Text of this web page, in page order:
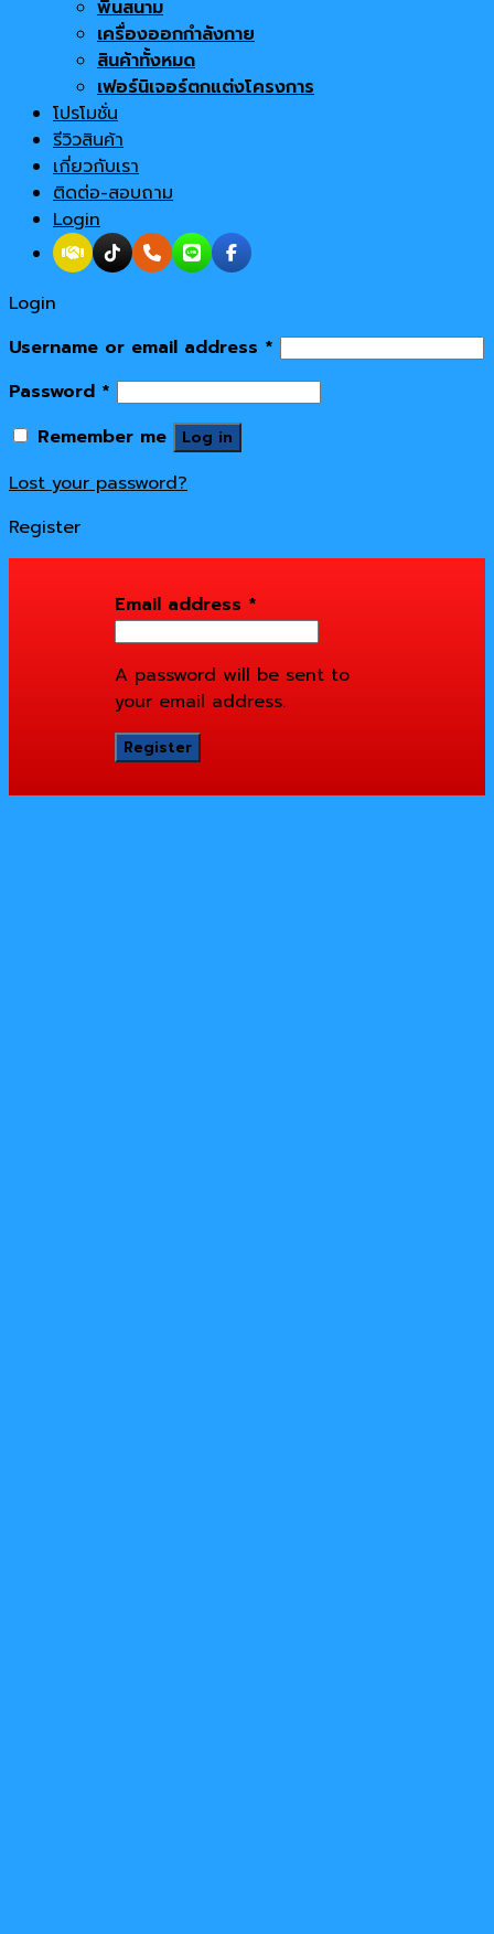
พื้นสนาม
เครื่องออกกำลังกาย
สินค้าทั้งหมด
เฟอร์นิเจอร์ตกแต่งโครงการ
โปรโมชั่น
รีวิวสินค้า
เกี่ยวกับเรา
ติดต่อ-สอบถาม
Login
Login
Username or email address *
Password *
Remember me
Log in
Lost your password?
Register
Email address *
A password will be sent to
your email address.
Register